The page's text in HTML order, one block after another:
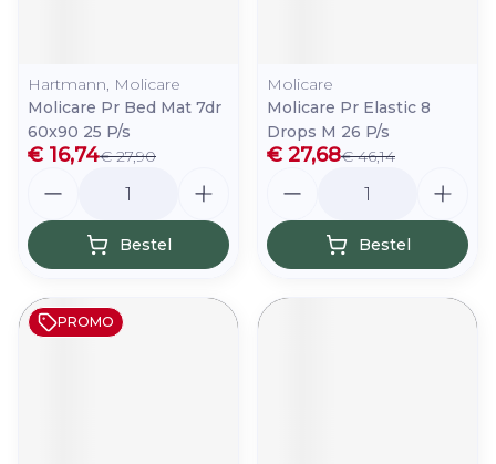
Hartmann, Molicare
Molicare Pr Bed Mat 7dr
60x90 25 P/s
€ 27,90
€ 16,74
Bestel
Molicare
Molicare Pr Elastic 8
Drops M 26 P/s
€ 46,14
€ 27,68
Bestel
PROMO